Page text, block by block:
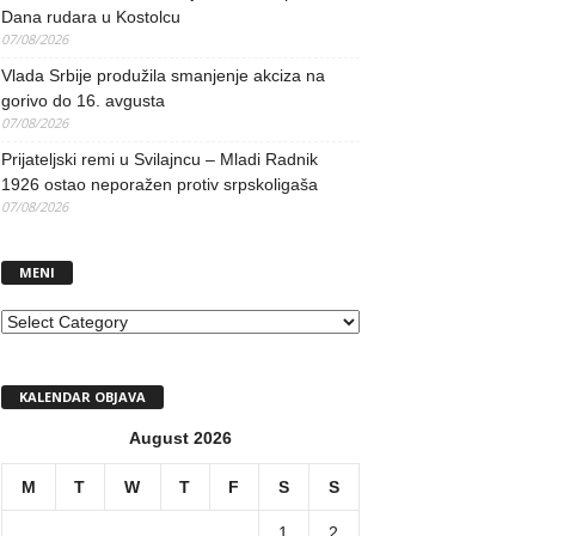
Dana rudara u Kostolcu
07/08/2026
Vlada Srbije produžila smanjenje akciza na
gorivo do 16. avgusta
07/08/2026
Prijateljski remi u Svilajncu – Mladi Radnik
1926 ostao neporažen protiv srpskoligaša
07/08/2026
MENI
MENI
KALENDAR OBJAVA
August 2026
M T W T F S S
1 2